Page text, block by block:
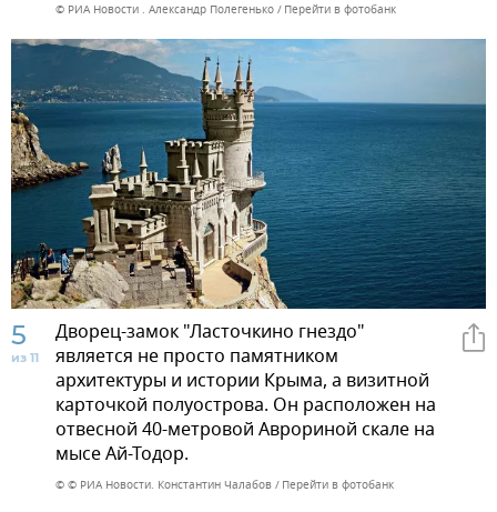
© РИА Новости . Александр Полегенько Перейти в фотобанк
5
из 11
Дворец-замок "Ласточкино гнездо"
является не просто памятником
архитектуры и истории Крыма, а визитной
карточкой полуострова. Он расположен на
отвесной 40-метровой Аврориной скале на
мысе Ай-Тодор.
© © РИА Новости. Константин Чалабов Перейти в фотобанк